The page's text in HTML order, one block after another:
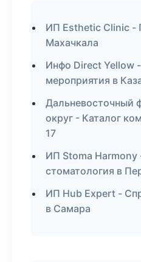
ИП Esthetic Clinic -
Махачкала
Инфо Direct Yellow
мероприятия в
Дальневосточный
округ - Каталог
17
ИП Stoma Harmony
стоматология в
ИП Hub Expert -
в Самара